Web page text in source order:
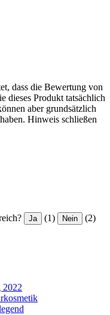
dass die Bewertung von
dieses Produkt tatsächlich
aber grundsätzlich
Hinweis schließen
Ja (1) Nein (2)
2022